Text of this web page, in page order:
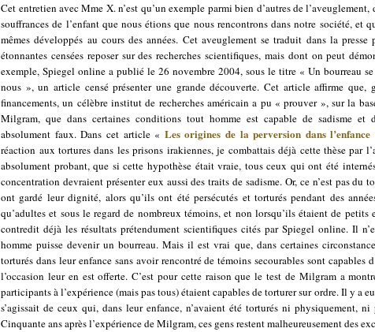
Cet entretien avec Mme X. n’est qu’un exemple parmi bien d’autres de
souffrances de l’enfant que nous étions que nous rencontrons dans notre société, et
mêmes développés au cours des années. Cet aveuglement se traduit dans la presse
étonnantes censées reposer sur des recherches scientifiques, mais dont on peut
exemple, Spiegel online a publié le 26 novembre 2004, sous le titre « Un bourreau
nous », un article censé présenter une grande découverte. Cet article affirme que,
financements, un célèbre institut de recherches américain a pu « prouver », sur la
Milgram, que dans certaines conditions tout homme est capable de sadisme et
absolument faux. Dans cet article « Les origines de la perversion dans l’enfance
réaction aux tortures dans les prisons irakiennes, je combattais déjà cette thèse par
absolument probant, que si cette hypothèse était vraie, tous ceux qui ont été
concentration devraient présenter eux aussi des traits de sadisme. Or, ce n’est pas du
ont gardé leur dignité, alors qu’ils ont été persécutés et torturés pendant des
qu’adultes et sous le regard de nombreux témoins, et non lorsqu’ils étaient de petits
contredit déjà les résultats prétendument scientifiques cités par Spiegel online. Il
homme puisse devenir un bourreau. Mais il est vrai que, dans certaines
torturés dans leur enfance sans avoir rencontré de témoins secourables sont capables
l’occasion leur en est offerte. C’est pour cette raison que le test de Milgram a
participants à l’expérience (mais pas tous) étaient capables de torturer sur ordre. Il y a
s’agissait de ceux qui, dans leur enfance, n’avaient été torturés ni physiquement,
Cinquante ans après l’expérience de Milgram, ces gens restent malheureusement des